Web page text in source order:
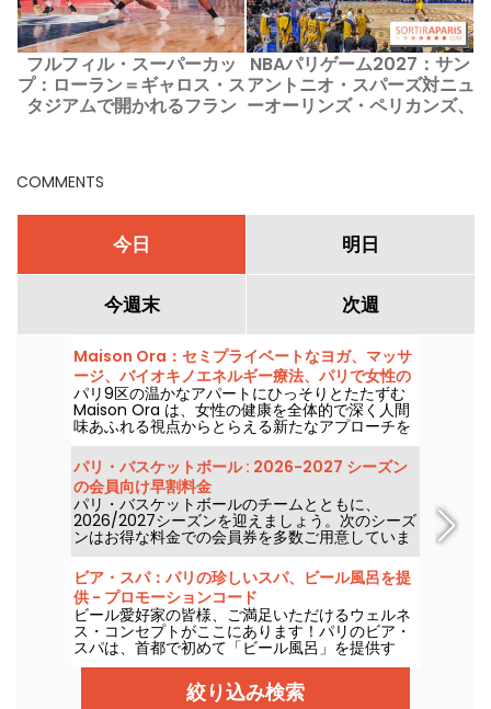
フルフィル・スーパーカッ
プ：ローラン＝ギャロス・ス
タジアムで開かれるフラン
NBAパリゲーム2027：サン
アントニオ・スパーズ対ニュ
ーオーリンズ・ペリカンズ、
COMMENTS
今日 明日
今週末 次週
Maison Ora：セミプライベートなヨガ、マッサ
ージ、バイオキノエネルギー療法、パリで女性の
健康を支えるセンター
パリ9区の温かなアパートにひっそりとたたずむ
Maison Ora は、女性の健康を全体的で深く人間
味あふれる視点からとらえる新たなアプローチを
提案します。バイオキネジー、周産期サポート、
超プライベートな治療系ヨガクラスといった多彩
なプログラムが並ぶこのオーダーメイドの居心地
の良い空間は、急ぎの医療とは距離を置き、深く
自分をケアする時間を大切にする場へと招いてく
れます。
パリ・バスケットボール : 2026-2027 シーズン
の会員向け早割料金
パリ・バスケットボールのチームとともに、
2026/2027シーズンを迎えましょう。次のシーズ
ンはお得な料金での会員券を多数ご用意していま
す！ 欧州の名門戦、規模感MAXのイベント、そし
て熱狂的な雰囲気――これがスポーツとレジャー
の年間ヒット必至イベントだと断言します。
ビア・スパ：パリの珍しいスパ、ビール風呂を提
供 - プロモーションコード
ビール愛好家の皆様、ご満足いただけるウェルネ
ス・コンセプトがここにあります！パリのビア・
スパは、首都で初めて「ビール風呂」を提供す
る。そう、リラクゼーション・セッション中に乾
杯することもできるのだ。試してみたいですか？
特別オファーコードをご用意しました！
絞り込み検索